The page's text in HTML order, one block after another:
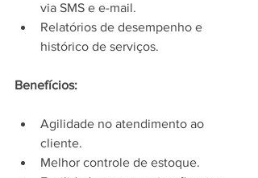
via SMS e e-mail.
Relatórios de desempenho e
histórico de serviços.
Benefícios:
Agilidade no atendimento ao
cliente.
Melhor controle de estoque.